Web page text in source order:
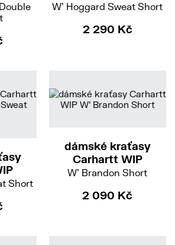
W' Hoggard Sweat Short
2 290 Kč
Short
dámské kraťasy
Carhartt WIP
W' Brandon Short
2 090 Kč